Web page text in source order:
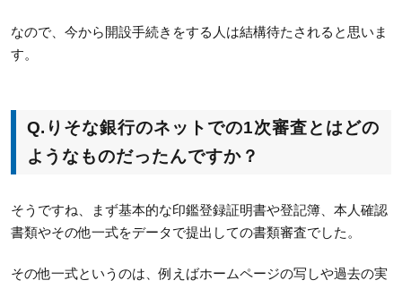
なので、今から開設手続きをする人は結構待たされると思いま
す。
Q. りそな銀行のネットでの1次審査とはどの
ようなものだったんですか？
そうですね、まず基本的な印鑑登録証明書や登記簿、本人確認
書類やその他一式をデータで提出しての書類審査でした。
その他一式というのは、例えばホームページの写しや過去の実